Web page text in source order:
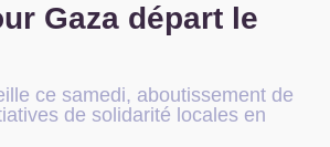
Gaza départ le
ce samedi, aboutissement de
de solidarité locales en